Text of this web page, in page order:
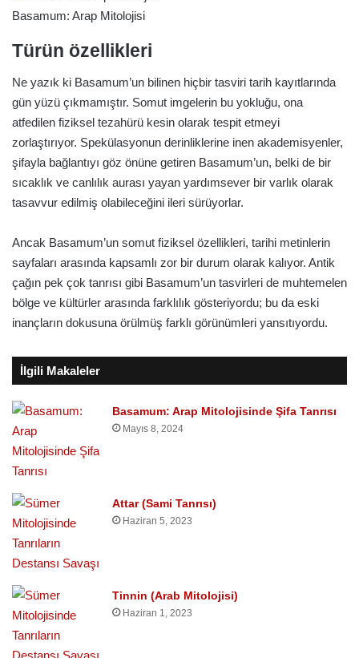
Basamum: Arap Mitolojisi
Türün özellikleri
Ne yazık ki Basamum’un bilinen hiçbir tasviri tarih kayıtlarında
gün yüzü çıkmamıştır. Somut imgelerin bu yokluğu, ona
atfedilen fiziksel tezahürü kesin olarak tespit etmeyi
zorlaştırıyor. Spekülasyonun derinliklerine inen akademisyenler,
şifayla bağlantıyı göz önüne getiren Basamum’un, belki de bir
sıcaklık ve canlılık aurası yayan yardımsever bir varlık olarak
tasavvur edilmiş olabileceğini ileri sürüyorlar.
Ancak Basamum’un somut fiziksel özellikleri, tarihi metinlerin
sayfaları arasında kapsamlı zor bir durum olarak kalıyor. Antik
çağın pek çok tanrısı gibi Basamum’un tasvirleri de muhtemelen
bölge ve kültürler arasında farklılık gösteriyordu; bu da eski
inançların dokusuna örülmüş farklı görünümleri yansıtıyordu.
İlgili Makaleler
Basamum: Arap Mitolojisinde Şifa Tanrısı
Mayıs 8, 2024
Attar (Sami Tanrısı)
Haziran 5, 2023
Tinnin (Arab Mitolojisi)
Haziran 1, 2023